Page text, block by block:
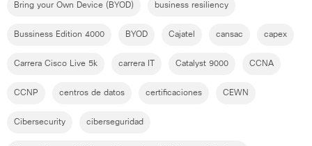
Bring your Own Device (BYOD) business resiliency
Bussiness Edition 4000 BYOD Cajatel cansac capex
Carrera Cisco Live 5k carrera IT Catalyst 9000 CCNA
CCNP centros de datos certificaciones CEWN
Cibersecurity ciberseguridad